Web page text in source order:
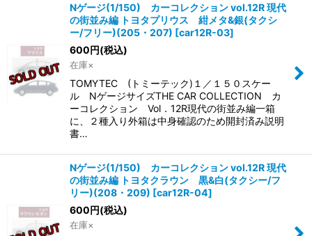
Nゲージ(1/150) カーコレクション vol.12R 現代
の街並み編 トヨタプリウス 紺メタ&銀(タクシ
ー/フリー)(205・207) [car12R-03]
600円(税込)
在庫×
TOMYTEC (トミーテック)１／１５０スケー
ル NゲージサイズTHE CAR COLLECTION カ
ーコレクション Vol．12R現代の街並み編一箱
に、２種入り外箱は中身確認のため開封済み説明
書…
Nゲージ(1/150) カーコレクション vol.12R 現代
の街並み編 トヨタクラウン 黒&白(タクシー/フ
リー)(208・209) [car12R-04]
600円(税込)
在庫×